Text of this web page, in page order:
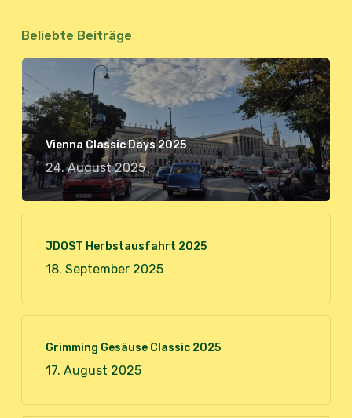
Beliebte Beiträge
Vienna Classic Days 2025
24. August 2025
JDOST Herbstausfahrt 2025
18. September 2025
Grimming Gesäuse Classic 2025
17. August 2025